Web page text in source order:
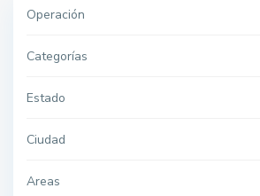
Operación
Categorías
Estado
Ciudad
Areas